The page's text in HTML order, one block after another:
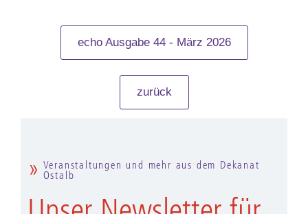
echo Ausgabe 44 - März 2026
zurück
Veranstaltungen und mehr aus dem Dekanat
Ostalb